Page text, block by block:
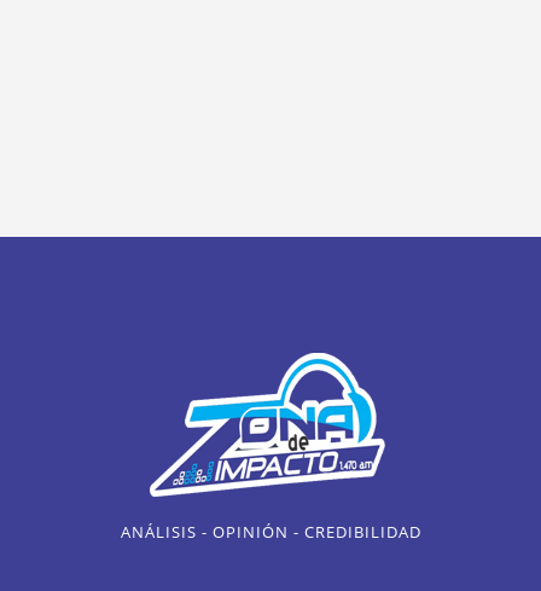
ANÁLISIS - OPINIÓN - CREDIBILIDAD